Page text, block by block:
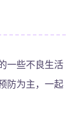
一些不良生活
防为主，一起